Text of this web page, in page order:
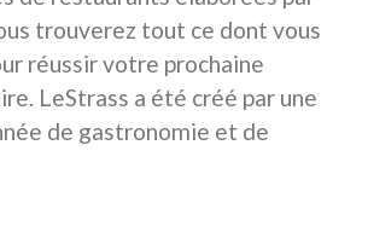
trouverez tout ce dont vous
réussir votre prochaine
LeStrass a été créé par une
de gastronomie et de